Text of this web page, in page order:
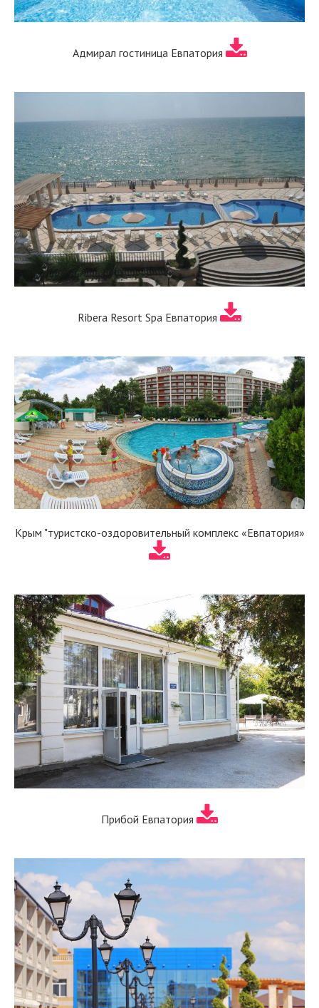
Адмирал гостиница Евпатория
Ribera Resort Spa Евпатория
Крым "туристско-оздоровительный комплекс «Евпатория»
Прибой Евпатория